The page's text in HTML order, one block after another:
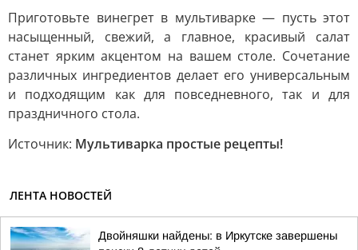
Приготовьте винегрет в мультиварке — пусть этот
насыщенный, свежий, а главное, красивый салат
станет ярким акцентом на вашем столе. Сочетание
различных ингредиентов делает его универсальным
и подходящим как для повседневного, так и для
праздничного стола.
Источник: Мультиварка простые рецепты!
ЛЕНТА НОВОСТЕЙ
Двойняшки найдены: в Иркутске завершены